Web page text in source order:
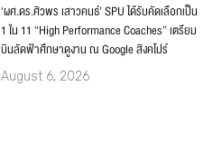
‘ผศ.ดร.ศิวพร เสาวคนธ์’ SPU ได้รับคัดเลือกเป็น
1 ใน 11 “High Performance Coaches” เตรียม
บินลัดฟ้าศึกษาดูงาน ณ Google สิงคโปร์
August 6, 2026